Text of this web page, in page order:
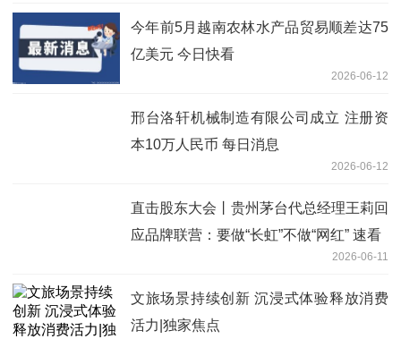
今年前5月越南农林水产品贸易顺差达75
亿美元 今日快看
2026-06-12
邢台洛轩机械制造有限公司成立 注册资
本10万人民币 每日消息
2026-06-12
直击股东大会丨贵州茅台代总经理王莉回
应品牌联营：要做“长虹”不做“网红” 速看
2026-06-11
文旅场景持续创新 沉浸式体验释放消费
活力|独家焦点